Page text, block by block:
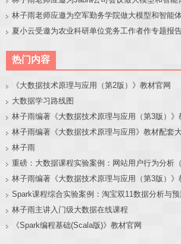
林子雨老师应邀为空军勤务学院做大模型和智能
夏小云受邀为农业科研单位党务工作者作专题报
热门内容
《大数据技术原理与应用（第2版）》教材官网
大数据学习路线图
林子雨编著《大数据技术原理与应用（第3版）》
林子雨
Spark课程综合实验案例：淘宝双11数据分析与预
林子雨主讲入门级大数据在线课程
《Spark编程基础(Scala版)》教材官网